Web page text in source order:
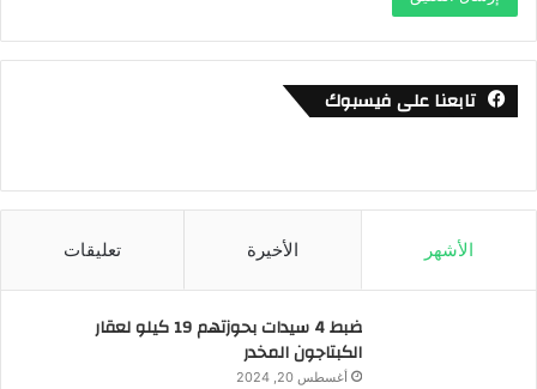
تابعنا على فيسبوك
الأشهر الأخيرة تعليقات
ضبط 4 سيدات بحوزتهم 19 كيلو لعقار
الكبتاجون المخدر
أغسطس 20, 2024